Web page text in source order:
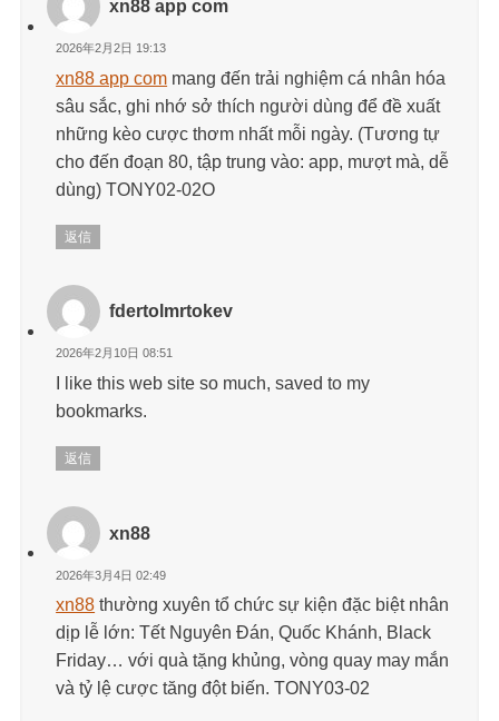
xn88 app com
2026年2月2日 19:13
xn88 app com mang đến trải nghiệm cá nhân hóa
sâu sắc, ghi nhớ sở thích người dùng để đề xuất
những kèo cược thơm nhất mỗi ngày. (Tương tự
cho đến đoạn 80, tập trung vào: app, mượt mà, dễ
dùng) TONY02-02O
返信
fdertolmrtokev
2026年2月10日 08:51
I like this web site so much, saved to my
bookmarks.
返信
xn88
2026年3月4日 02:49
xn88 thường xuyên tổ chức sự kiện đặc biệt nhân
dịp lễ lớn: Tết Nguyên Đán, Quốc Khánh, Black
Friday… với quà tặng khủng, vòng quay may mắn
và tỷ lệ cược tăng đột biến. TONY03-02